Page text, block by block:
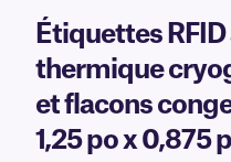
Étiquettes
thermique
et flacons
1,25 po x 0,875